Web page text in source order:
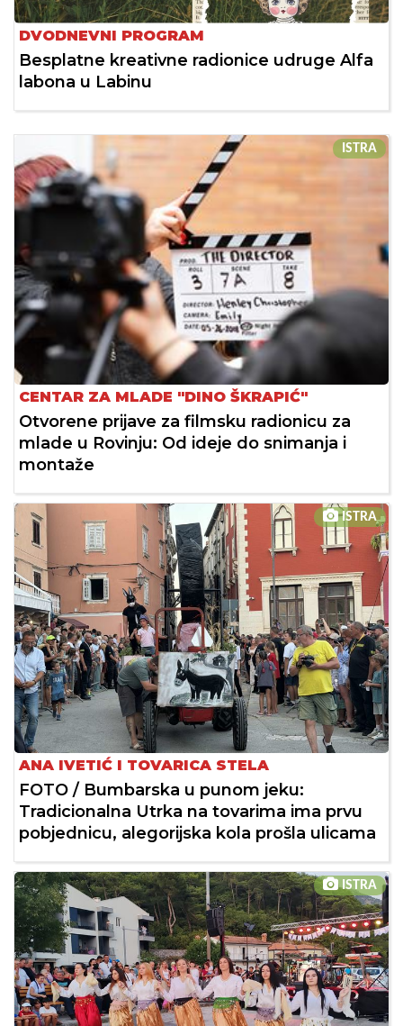
DVODNEVNI PROGRAM
Besplatne kreativne radionice udruge Alfa
labona u Labinu
ISTRA
CENTAR ZA MLADE "DINO ŠKRAPIĆ"
Otvorene prijave za filmsku radionicu za
mlade u Rovinju: Od ideje do snimanja i
montaže
ISTRA
ANA IVETIĆ I TOVARICA STELA
FOTO / Bumbarska u punom jeku:
Tradicionalna Utrka na tovarima ima prvu
pobjednicu, alegorijska kola prošla ulicama
ISTRA